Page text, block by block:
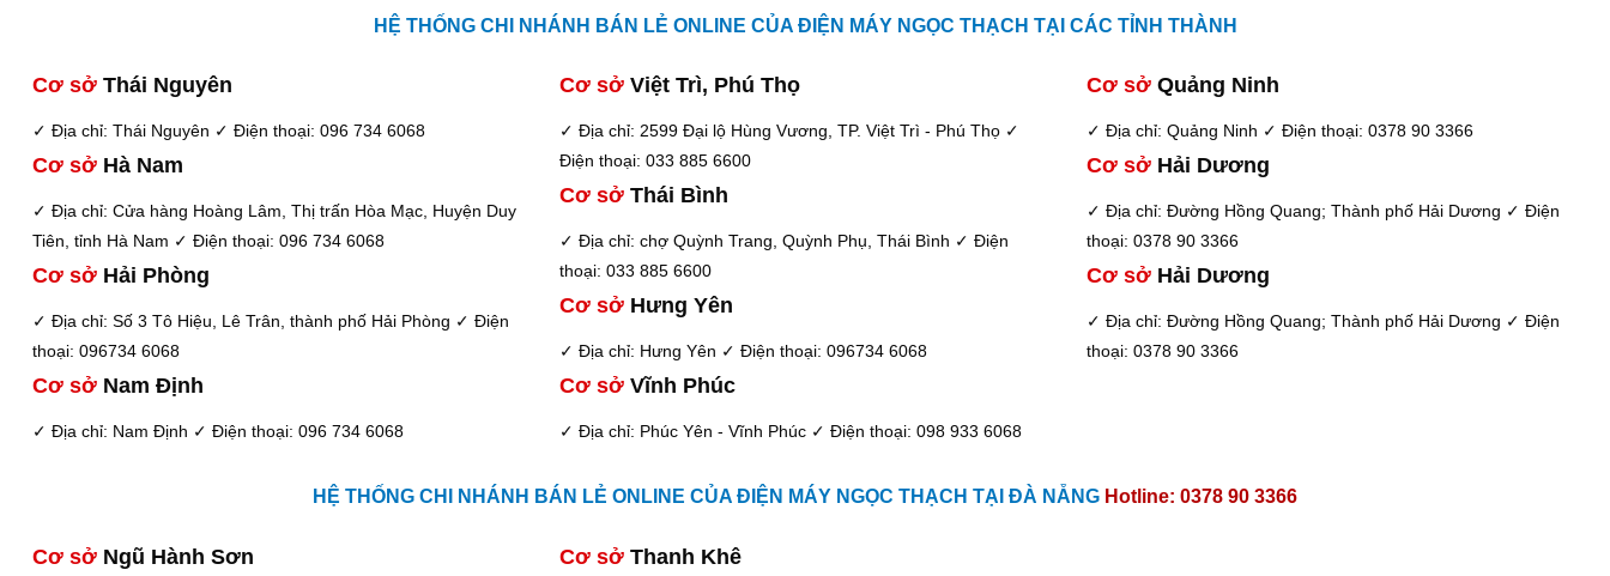
HỆ THỐNG CHI NHÁNH BÁN LẺ ONLINE CỦA ĐIỆN MÁY NGỌC THẠCH TẠI CÁC TỈNH THÀNH
Cơ sở Thái Nguyên
✓ Địa chỉ: Thái Nguyên ✓ Điện thoại: 096 734 6068
Cơ sở Hà Nam
✓ Địa chỉ: Cửa hàng Hoàng Lâm, Thị trấn Hòa Mạc, Huyện Duy
Tiên, tỉnh Hà Nam ✓ Điện thoại: 096 734 6068
Cơ sở Hải Phòng
✓ Địa chỉ: Số 3 Tô Hiệu, Lê Trân, thành phố Hải Phòng ✓ Điện
thoại: 096734 6068
Cơ sở Nam Định
✓ Địa chỉ: Nam Định ✓ Điện thoại: 096 734 6068
Cơ sở Việt Trì, Phú Thọ
✓ Địa chỉ: 2599 Đại lộ Hùng Vương, TP. Việt Trì - Phú Thọ ✓
Điện thoại: 033 885 6600
Cơ sở Thái Bình
✓ Địa chỉ: chợ Quỳnh Trang, Quỳnh Phụ, Thái Bình ✓ Điện
thoại: 033 885 6600
Cơ sở Hưng Yên
✓ Địa chỉ: Hưng Yên ✓ Điện thoại: 096734 6068
Cơ sở Vĩnh Phúc
✓ Địa chỉ: Phúc Yên - Vĩnh Phúc ✓ Điện thoại: 098 933 6068
Cơ sở Quảng Ninh
✓ Địa chỉ: Quảng Ninh ✓ Điện thoại: 0378 90 3366
Cơ sở Hải Dương
✓ Địa chỉ: Đường Hồng Quang; Thành phố Hải Dương ✓ Điện
thoại: 0378 90 3366
Cơ sở Hải Dương
✓ Địa chỉ: Đường Hồng Quang; Thành phố Hải Dương ✓ Điện
thoại: 0378 90 3366
HỆ THỐNG CHI NHÁNH BÁN LẺ ONLINE CỦA ĐIỆN MÁY NGỌC THẠCH TẠI ĐÀ NẴNG Hotline: 0378 90 3366
Cơ sở Ngũ Hành Sơn Cơ sở Thanh Khê